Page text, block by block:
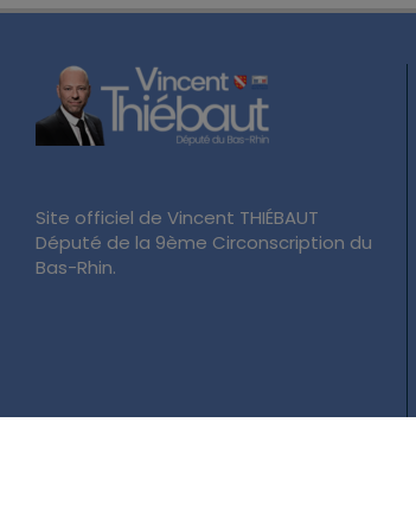
Site officiel de Vincent THIÉBAUT
Député de la 9ème Circonscription du
Bas-Rhin.